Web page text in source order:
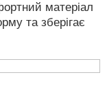
матеріал
та зберігає